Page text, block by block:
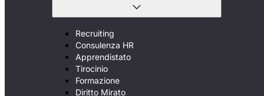
Recruiting
Consulenza HR
Apprendistato
Tirocinio
Formazione
Diritto Mirato